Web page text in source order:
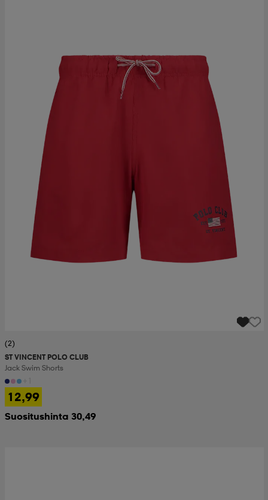
(2)
ST VINCENT POLO CLUB
Jack Swim Shorts
12,99
Suositushinta 30,49